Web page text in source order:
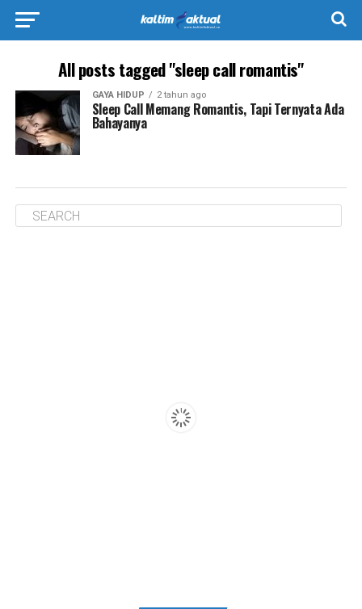
All posts tagged "sleep call romantis"
GAYA HIDUP 2 tahun ago
Sleep Call Memang Romantis, Tapi Ternyata Ada
Bahayanya